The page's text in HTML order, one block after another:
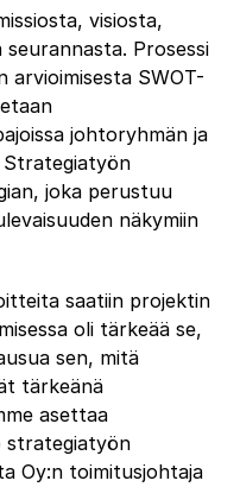
visiosta,
Prosessi
arvioimisesta SWOT-
johtoryhmän ja
joka perustuu
näkymiin
saatiin projektin
oli tärkeää se,
sen, mitä
tärkeänä
asettaa
strategiatyön
Oy:n toimitusjohtaja